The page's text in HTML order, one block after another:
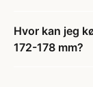
Hvor kan jeg
172-178 mm?